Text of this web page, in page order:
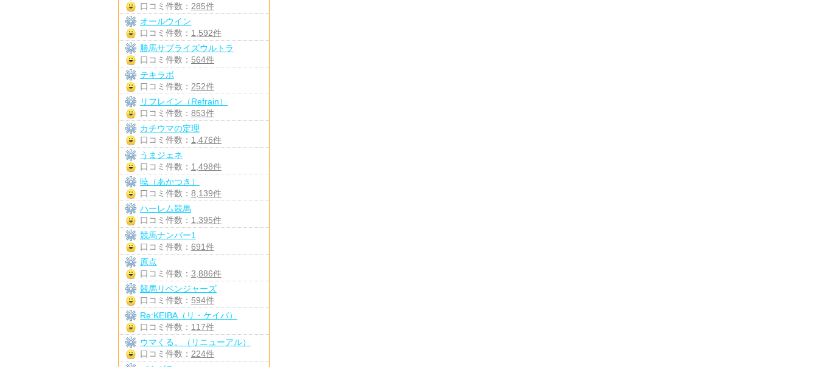
口コミ件数： 285件
オールウイン
口コミ件数： 1,592件
勝馬サプライズウルトラ
口コミ件数： 564件
テキラボ
口コミ件数： 252件
リフレイン（Refrain）
口コミ件数： 853件
カチウマの定理
口コミ件数： 1,476件
うまジェネ
口コミ件数： 1,498件
暁（あかつき）
口コミ件数： 8,139件
ハーレム競馬
口コミ件数： 1,395件
競馬ナンバー1
口コミ件数： 691件
原点
口コミ件数： 3,886件
競馬リベンジャーズ
口コミ件数： 594件
Re:KEIBA（リ・ケイバ）
口コミ件数： 117件
ウマくる。（リニューアル）
口コミ件数： 224件